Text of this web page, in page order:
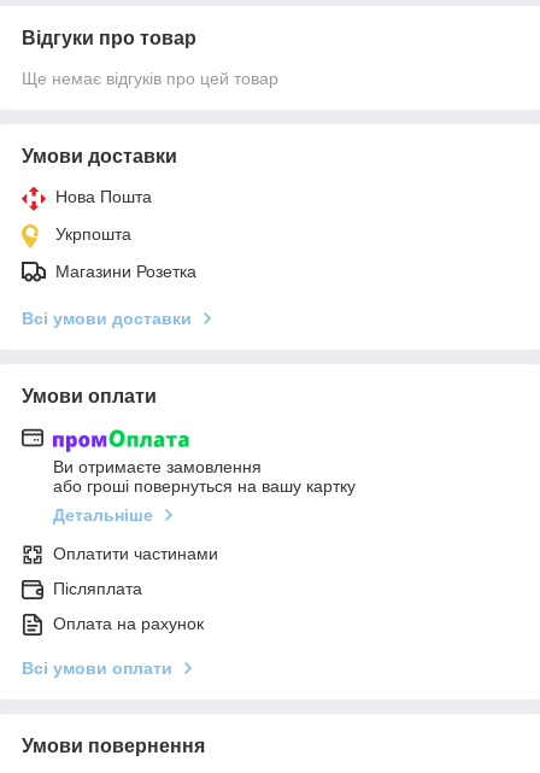
Відгуки про товар
Ще немає відгуків про цей товар
Умови доставки
Нова Пошта
Укрпошта
Магазини Розетка
Всі умови доставки
Умови оплати
Ви отримаєте замовлення
або гроші повернуться на вашу картку
Детальніше
Оплатити частинами
Післяплата
Оплата на рахунок
Всі умови оплати
Умови повернення